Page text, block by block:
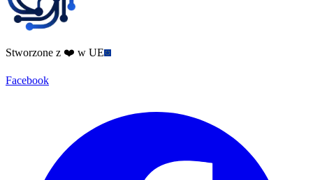
Stworzone z ❤️ w UE
Facebook